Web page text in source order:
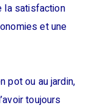
la satisfaction
et une
pot ou au jardin,
toujours